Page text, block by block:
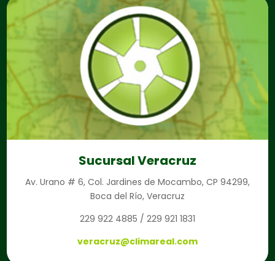
Sucursal Veracruz
Av. Urano # 6, Col. Jardines de Mocambo, CP 94299,
Boca del Río, Veracruz
229 922 4885 / 229 921 1831
veracruz@climareal.com